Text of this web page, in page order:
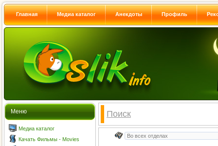
Главная Медиа каталог Анекдоты Профиль
Меню
Медиа каталог
Качать Фильмы - Movies
Поиск